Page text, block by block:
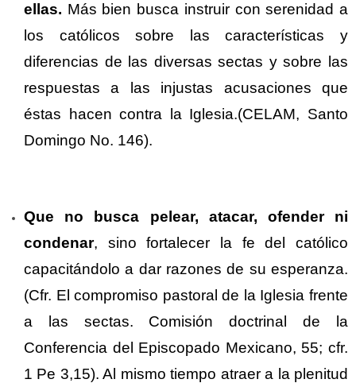
ellas. Más bien busca instruir con serenidad a
los católicos sobre las características y
diferencias de las diversas sectas y sobre las
respuestas a las injustas acusaciones que
éstas hacen contra la Iglesia.(CELAM, Santo
Domingo No. 146).
Que no busca pelear, atacar, ofender ni
condenar, sino fortalecer la fe del católico
capacitándolo a dar razones de su esperanza.
(Cfr. El compromiso pastoral de la Iglesia frente
a las sectas. Comisión doctrinal de la
Conferencia del Episcopado Mexicano, 55; cfr.
1 Pe 3,15). Al mismo tiempo atraer a la plenitud